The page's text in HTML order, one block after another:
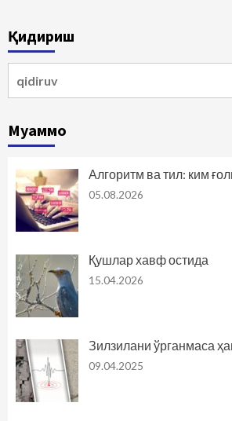
Қидириш
Муаммо
Алгоритм ва тил: ким
05.08.2026
Қушлар хавф остида
15.04.2026
Зилзилани ўрганмаса
09.04.2025